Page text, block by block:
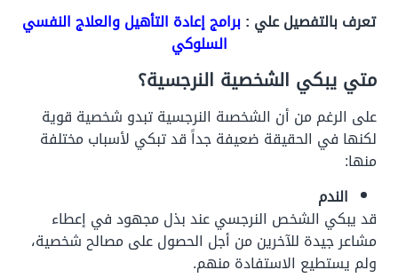
تعرف بالتفصيل علي :برامج إعادة التأهيل والعلاج النفسي
السلوكي
متي يبكي الشخصية النرجسية؟
على الرغم من أن الشخصىة النرجسية تبدو شخصية قوية
لكنها في الحقيقة ضعيفة جداً قد تبكي لأسباب مختلفة
منها:
الندم
قد يبكي الشخص النرجسي عند بذل مجهود في إعطاء
مشاعر جيدة للآخرين من أجل الحصول على مصالح شخصية،
ولم يستطيع الاستفادة منهم.